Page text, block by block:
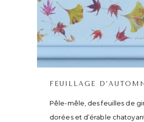
FEUILLAGE
Pêle-mêle, des feuilles de
dorées et d’érable